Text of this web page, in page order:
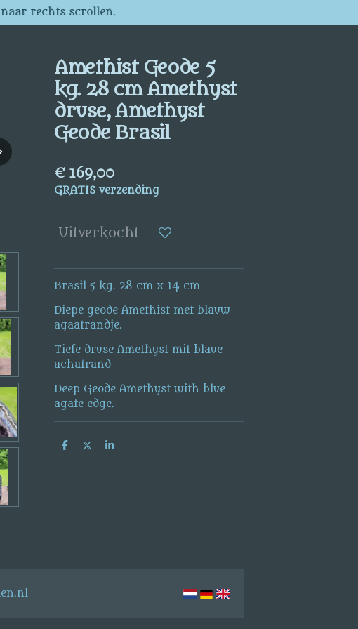
rechts scrollen.
Amethist Geode 5
kg. 28 cm Amethyst
druse, Amethyst
Geode Brasil
€ 169,00
GRATIS verzending
Uitverkocht
Brasil 5 kg. 28 cm x 14 cm
Diepe geode Amethist met blauw
agaatrandje.
Tiefe druse Amethyst mit blaue
achatrand
Deep Geode Amethyst with blue
agate edge.
D
D
S